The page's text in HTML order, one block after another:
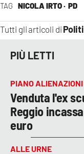
TAG NICOLA IRTO · PD
Tutti gli articoli di
PIÙ LETTI
PIANO ALIENAZIONI
Venduta l'ex
Reggio
euro
ALLE URNE